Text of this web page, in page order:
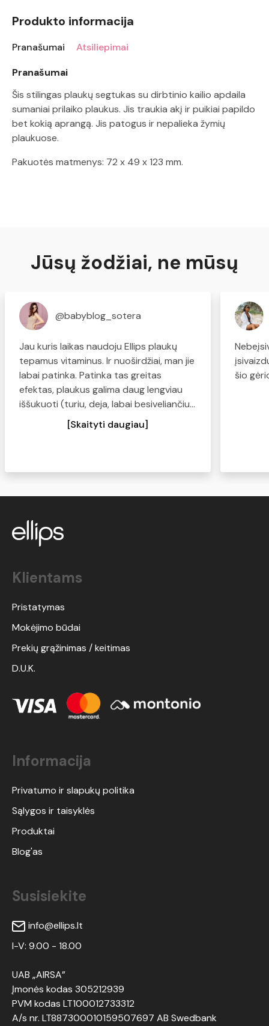
Produkto informacija
Pranašumai
Atsiliepimai
Pranašumai
Šis stilingas plaukų segtukas su dirbtinio kailio apdaila
sumaniai prilaiko plaukus. Jis traukia akį ir puikiai papildo
bet kokią aprangą. Jis patogus ir nepalieka žymių
plaukuose.
Pakuotės matmenys: 72 x 49 x 123 mm.
Jūsų žodžiai, ne mūsų
@babyblog_sotera
Jau kuris laikas naudoju Ellips plaukų
tepamus vitaminus. Ir nuoširdžiai, man jie
labai patinka. Patinka tas greitas
efektas, plaukus galima daug lengviau
iššukuoti (turiu, deja, labai besiveliančius,
sausus plaukus), plaukai tampa švelnūs
ir minkšti. Kas turite panašių problemų -
[Skaityti daugiau]
šio
Klientams
Pristatymas
Mokėjimo būdai
Prekių grąžinimas / keitimas
D.U.K.
Informacija
Privatumo ir slapukų politika
Sąlygos ir taisyklės
Produktai
Blog'as
Susisiekite
info@ellips.lt
I-V: 9.00 - 18.00
UAB „AIRSA”
Įmonės kodas 305212939
PVM kodas LT100012733312
A/s nr. LT887300010159507697 AB Swedbank